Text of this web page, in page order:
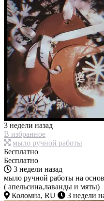
3 недели назад
В избранное
мыло ручной работы
Бесплатно
Бесплатно
3 недели назад
мыло ручной работы на
( апельсина,лаванды и мяты)
Коломна, RU
3 недели